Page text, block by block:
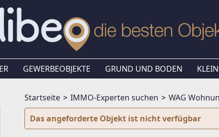
GEWERBEOBJEKTE GRUND UND BODEN
Startseite IMMO-Experten suchen
WAG
Das angeforderte Objekt ist nicht verfügbar